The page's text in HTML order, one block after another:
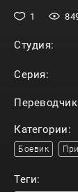
1
Студия:
Серия:
Категории:
Боевик
Теги: